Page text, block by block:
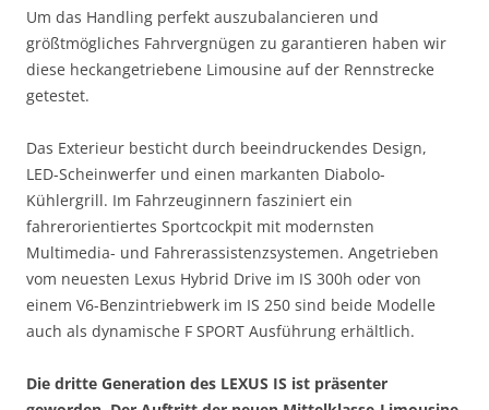
Um das Handling perfekt auszubalancieren und
größtmögliches Fahrvergnügen zu garantieren haben wir
diese heckangetriebene Limousine auf der Rennstrecke
getestet.
Das Exterieur besticht durch beeindruckendes Design,
LED-Scheinwerfer und einen markanten Diabolo-
Kühlergrill. Im Fahrzeuginnern fasziniert ein
fahrerorientiertes Sportcockpit mit modernsten
Multimedia- und Fahrerassistenzsystemen. Angetrieben
vom neuesten Lexus Hybrid Drive im IS 300h oder von
einem V6-Benzintriebwerk im IS 250 sind beide Modelle
auch als dynamische F SPORT Ausführung erhältlich.
Die dritte Generation des LEXUS IS ist präsenter